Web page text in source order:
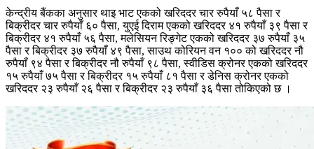
केन्द्रीय बैंकका अनुसार थाइ भाट एकको खरिददर चार रुपैयाँ ५८ पैसा र
बिक्रीदर चार रुपैयाँ ६० पैसा, युएई दिराम एकको खरिददर ४१ रुपैयाँ ३९ पैसा र
बिक्रीदर ४१ रुपैयाँ ५६ पैसा, मलेसियन रिङ्गेट एकको खरिददर ३७ रुपैयाँ ३५
पैसा र बिक्रीदर ३७ रुपैयाँ ४९ पैसा, साउथ कोरियन वन १०० को खरिददर नौ
रुपैयाँ ९४ पैसा र बिक्रीदर नौ रुपैयाँ ९८ पैसा, स्वीडिस क्रोनर एकको खरिददर
१५ रुपैयाँ ७५ पैसा र बिक्रीदर १५ रुपैयाँ ८१ पैसा र डेनिस क्रोनर एकको
खरिददर २३ रुपैयाँ २६ पैसा र बिक्रीदर २३ रुपैयाँ ३६ पैसा तोकिएको छ ।